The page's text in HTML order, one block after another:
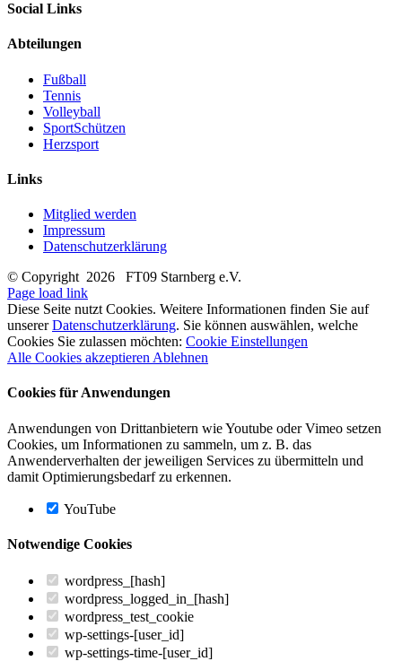
Social Links
Abteilungen
Fußball
Tennis
Volleyball
SportSchützen
Herzsport
Links
Mitglied werden
Impressum
Datenschutzerklärung
© Copyright 2026 FT09 Starnberg e.V.
Page load link
Diese Seite nutzt Cookies. Weitere Informationen finden Sie auf
unsererDatenschutzerklärung. Sie können auswählen, welche
Cookies Sie zulassen möchten: Cookie Einstellungen
Alle Cookies akzeptieren Ablehnen
Cookies für Anwendungen
Anwendungen von Drittanbietern wie Youtube oder Vimeo setzen
Cookies, um Informationen zu sammeln, um z. B. das
Anwenderverhalten der jeweiligen Services zu übermitteln und
damit Optimierungsbedarf zu erkennen.
YouTube
Notwendige Cookies
wordpress_[hash]
wordpress_logged_in_[hash]
wordpress_test_cookie
wp-settings-[user_id]
wp-settings-time-[user_id]